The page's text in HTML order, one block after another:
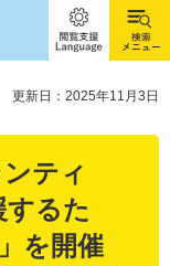
閲覧支
援
Language
検索メ
ニュー
更新日：2025年11月3日
ティ
するた
を開催